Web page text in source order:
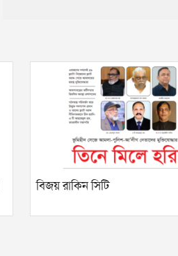
বিজয় রাকিন সিটি